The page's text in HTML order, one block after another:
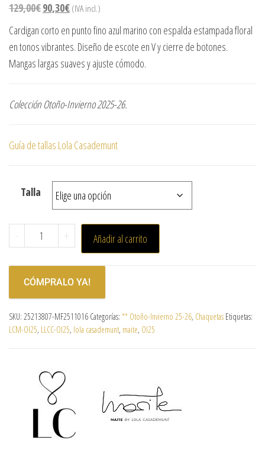
129,00€90,30€ (IVA incl.)
Cardigan corto en punto fino azul marino con espalda estampada floral
en tonos vibrantes. Diseño de escote en V y cierre de botones.
Mangas largas suaves y ajuste cómodo.
Colección Otoño-Invierno 2025-26.
Guía de tallas Lola Casademunt
Talla
- + Añadir al carrito
CÓMPRALO YA!
SKU: 25213807-MF2511016 Categorías: ** Otoño-Invierno 25-26, Chaquetas Etiquetas:
LCM-OI25, LLCC-OI25, lola casademunt, maite, OI25